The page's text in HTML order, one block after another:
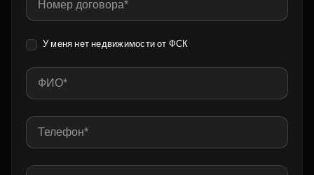
У меня нет недвижимости от ФСК